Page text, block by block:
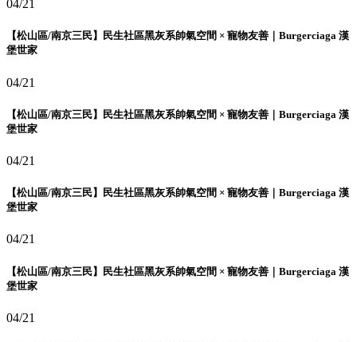
04/21
【松山區/南京三民】民生社區黑灰系帥氣空間 × 寵物友善｜Burgerciaga 漢
堡世家
04/21
【松山區/南京三民】民生社區黑灰系帥氣空間 × 寵物友善｜Burgerciaga 漢
堡世家
04/21
【松山區/南京三民】民生社區黑灰系帥氣空間 × 寵物友善｜Burgerciaga 漢
堡世家
04/21
【松山區/南京三民】民生社區黑灰系帥氣空間 × 寵物友善｜Burgerciaga 漢
堡世家
04/21